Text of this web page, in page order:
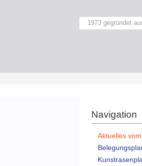
1973 gegründet
Navigation
Aktuelles